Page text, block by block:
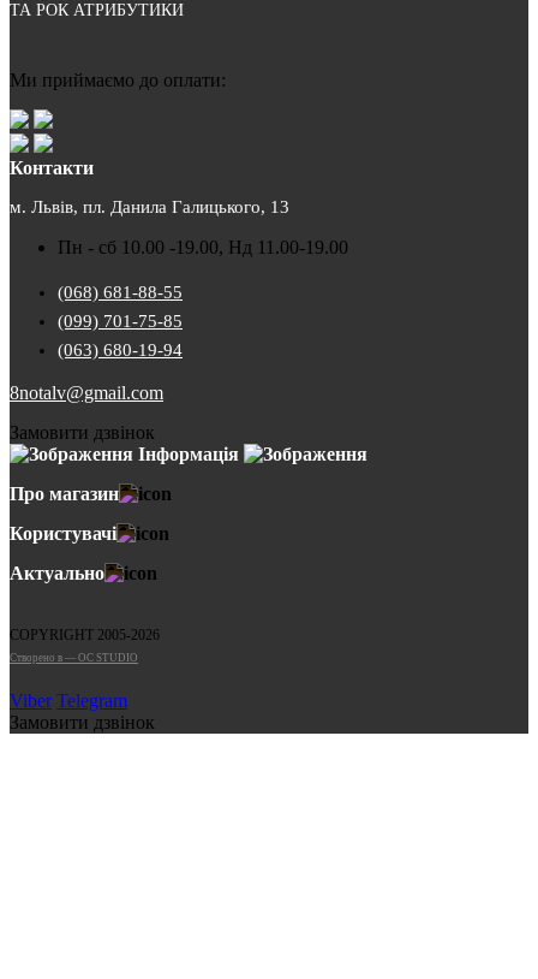
ТА РОК АТРИБУТИКИ
Ми приймаємо до оплати:
Контакти
м. Львів, пл. Данила Галицького, 13
Пн - сб 10.00 -19.00, Нд 11.00-19.00
(068) 681-88-55
(099) 701-75-85
(063) 680-19-94
8notalv@gmail.com
Замовити дзвінок
Інформація
Про магазин
Користувачі
Актуально
COPYRIGHT 2005-2026
Cтворено в — OC STUDIO
Viber Telegram
Замовити дзвінок